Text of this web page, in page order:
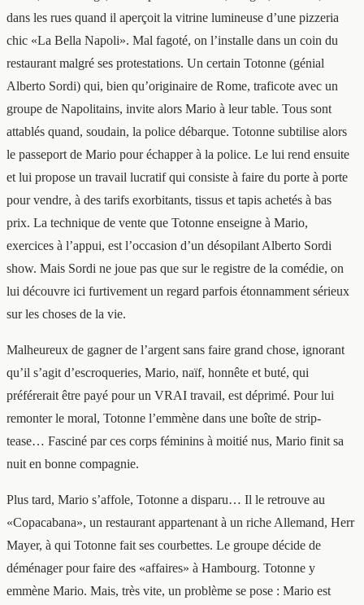
dans les rues quand il aperçoit la vitrine lumineuse d’une pizzeria
chic «La Bella Napoli». Mal fagoté, on l’installe dans un coin du
restaurant malgré ses protestations. Un certain Totonne (génial
Alberto Sordi) qui, bien qu’originaire de Rome, traficote avec un
groupe de Napolitains, invite alors Mario à leur table. Tous sont
attablés quand, soudain, la police débarque. Totonne subtilise alors
le passeport de Mario pour échapper à la police. Le lui rend ensuite
et lui propose un travail lucratif qui consiste à faire du porte à porte
pour vendre, à des tarifs exorbitants, tissus et tapis achetés à bas
prix. La technique de vente que Totonne enseigne à Mario,
exercices à l’appui, est l’occasion d’un désopilant Alberto Sordi
show. Mais Sordi ne joue pas que sur le registre de la comédie, on
lui découvre ici furtivement un regard parfois étonnamment sérieux
sur les choses de la vie.
Malheureux de gagner de l’argent sans faire grand chose, ignorant
qu’il s’agit d’escroqueries, Mario, naïf, honnête et buté, qui
préférerait être payé pour un VRAI travail, est déprimé. Pour lui
remonter le moral, Totonne l’emmène dans une boîte de strip-
tease… Fasciné par ces corps féminins à moitié nus, Mario finit sa
nuit en bonne compagnie.
Plus tard, Mario s’affole, Totonne a disparu… Il le retrouve au
«Copacabana», un restaurant appartenant à un riche Allemand, Herr
Mayer, à qui Totonne fait ses courbettes. Le groupe décide de
déménager pour faire des «affaires» à Hambourg. Totonne y
emmène Mario. Mais, très vite, un problème se pose : Mario est